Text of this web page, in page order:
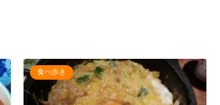
食べ歩き